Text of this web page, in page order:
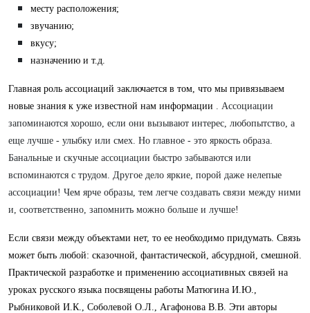
месту расположения;
звучанию;
вкусу;
назначению и т.д.
Главная роль ассоциаций заключается в том, что мы привязываем
новые знания к уже известной нам информации . Ассоциации
запоминаются хорошо, если они вызывают интерес, любопытство, а
еще лучше - улыбку или смех. Но главное - это яркость образа.
Банальные и скучные ассоциации быстро забываются или
вспоминаются с трудом. Другое дело яркие, порой даже нелепые
ассоциации! Чем ярче образы, тем легче создавать связи между ними
и, соответственно, запомнить можно больше и лучше!
Если связи между объектами нет, то ее необходимо придумать. Связь
может быть любой: сказочной, фантастической, абсурдной, смешной.
Практической разработке и применению ассоциативных связей на
уроках русского языка посвящены работы Матюгина И.Ю.,
Рыбниковой И.К., Соболевой О.Л., Агафонова В.В. Эти авторы